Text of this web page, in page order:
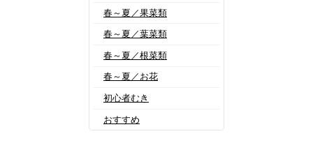
春～夏／果菜類
春～夏／葉菜類
春～夏／根菜類
春～夏／お花
初心者むき
おすすめ